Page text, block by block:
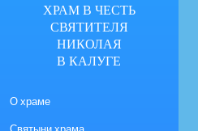
ХРАМ В ЧЕСТЬ
СВЯТИТЕЛЯ
НИКОЛАЯ
В КАЛУГЕ
О храме